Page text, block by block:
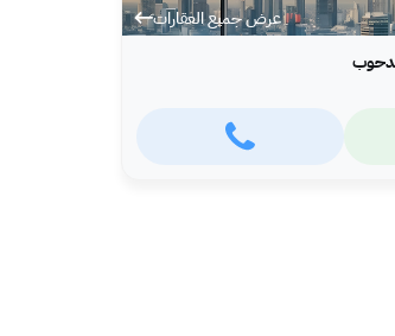
عرض جميع العقارات